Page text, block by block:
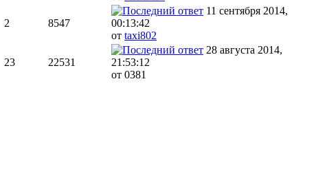
2 8547
11 сентября 2014,
00:13:42
от taxi802
23 22531
28 августа 2014,
21:53:12
от 0381